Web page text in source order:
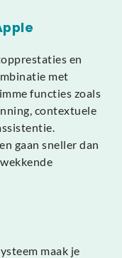
en
met
functies zoals
contextuele
gaan sneller dan
maak je